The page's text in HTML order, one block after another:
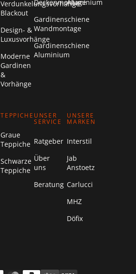
Verdunkelungsvorhänge
Blackout
Design- &
Luxusvorhänge
Moderne
Gardinen
&
Vorhänge
Deckenmontage
Gardinenschiene
Wandmontage
Gardinenschiene
Aluminium
Aluminium
TEPPICHE
Graue
Teppiche
Schwarze
Teppiche
UNSER
SERVICE
Ratgeber
Über
uns
Beratung
UNSERE
MARKEN
Interstil
Jab
Anstoetz
Carlucci
MHZ
Döfix